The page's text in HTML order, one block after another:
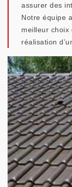
assurer des
Notre équipe
meilleur choix
réalisation